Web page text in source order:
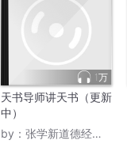
1万
天书导师讲天书（更新
中）
by： 张学新道德经家庭教育